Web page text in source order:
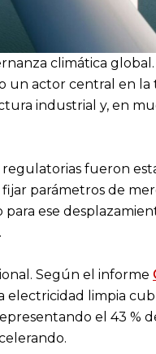
climática
un actor central en
industrial y, en
fueron
parámetros de
ese
Según el informe
electricidad limpia
el 43 %